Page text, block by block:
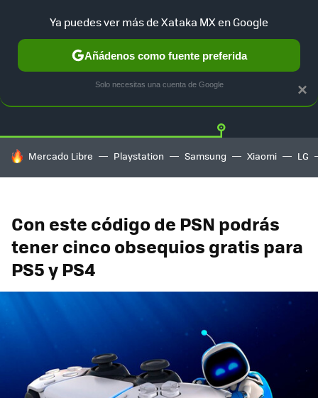
Twitter
HOY SE HABLA DE
Mercado Libre Playstation Samsung Xiaomi LG
Con este código de PSN podrás
tener cinco obsequios gratis para
PS5 y PS4
×
Ya puedes ver más de Xataka MX en Google
Añádenos como fuente preferida
Solo necesitas una cuenta de Google